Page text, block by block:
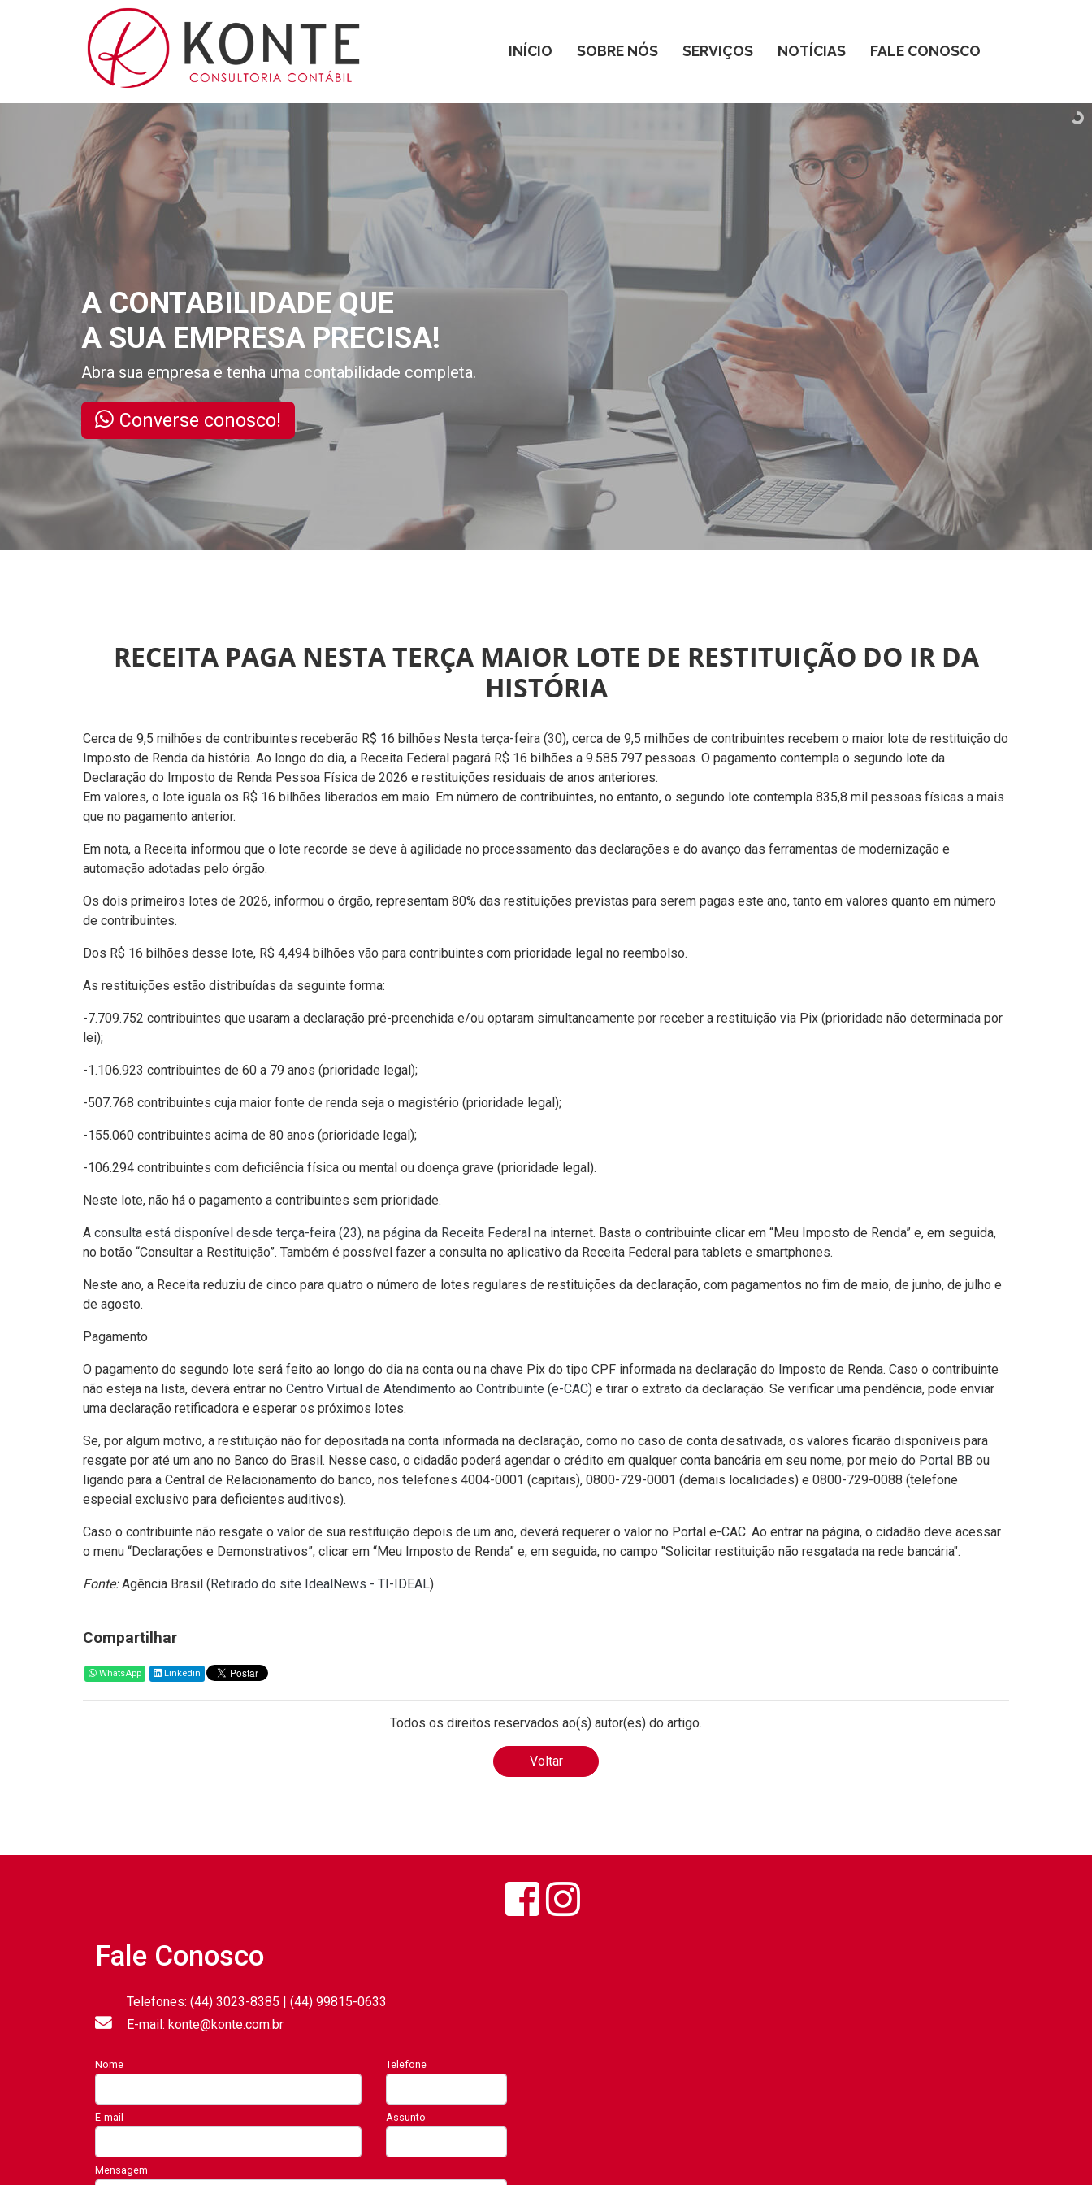
INÍCIO SOBRE NÓS SERVIÇOS NOTÍCIAS FALE CONOSCO
A CONTABILIDADE QUE
A SUA EMPRESA PRECISA!
Abra sua empresa e tenha uma contabilidade completa.
Converse conosco!
RECEITA PAGA NESTA TERÇA MAIOR LOTE DE RESTITUIÇÃO DO IR DA
HISTÓRIA
Cerca de 9,5 milhões de contribuintes receberão R$ 16 bilhões Nesta terça-feira (30), cerca de 9,5 milhões de contribuintes recebem o maior lote de restituição do
Imposto de Renda da história. Ao longo do dia, a Receita Federal pagará R$ 16 bilhões a 9.585.797 pessoas. O pagamento contempla o segundo lote da
Declaração do Imposto de Renda Pessoa Física de 2026 e restituições residuais de anos anteriores.
Em valores, o lote iguala os R$ 16 bilhões liberados em maio. Em número de contribuintes, no entanto, o segundo lote contempla 835,8 mil pessoas físicas a mais
que no pagamento anterior.
Em nota, a Receita informou que o lote recorde se deve à agilidade no processamento das declarações e do avanço das ferramentas de modernização e
automação adotadas pelo órgão.
Os dois primeiros lotes de 2026, informou o órgão, representam 80% das restituições previstas para serem pagas este ano, tanto em valores quanto em número
de contribuintes.
Dos R$ 16 bilhões desse lote, R$ 4,494 bilhões vão para contribuintes com prioridade legal no reembolso.
As restituições estão distribuídas da seguinte forma:
-7.709.752 contribuintes que usaram a declaração pré-preenchida e/ou optaram simultaneamente por receber a restituição via Pix (prioridade não determinada por
lei);
-1.106.923 contribuintes de 60 a 79 anos (prioridade legal);
-507.768 contribuintes cuja maior fonte de renda seja o magistério (prioridade legal);
-155.060 contribuintes acima de 80 anos (prioridade legal);
-106.294 contribuintes com deficiência física ou mental ou doença grave (prioridade legal).
Neste lote, não há o pagamento a contribuintes sem prioridade.
A consulta está disponível desde terça-feira (23), na página da Receita Federal na internet. Basta o contribuinte clicar em “Meu Imposto de Renda” e, em seguida,
no botão “Consultar a Restituição”. Também é possível fazer a consulta no aplicativo da Receita Federal para tablets e smartphones.
Neste ano, a Receita reduziu de cinco para quatro o número de lotes regulares de restituições da declaração, com pagamentos no fim de maio, de junho, de julho e
de agosto.
Pagamento
O pagamento do segundo lote será feito ao longo do dia na conta ou na chave Pix do tipo CPF informada na declaração do Imposto de Renda. Caso o contribuinte
não esteja na lista, deverá entrar no Centro Virtual de Atendimento ao Contribuinte (e-CAC) e tirar o extrato da declaração. Se verificar uma pendência, pode enviar
uma declaração retificadora e esperar os próximos lotes.
Se, por algum motivo, a restituição não for depositada na conta informada na declaração, como no caso de conta desativada, os valores ficarão disponíveis para
resgate por até um ano no Banco do Brasil. Nesse caso, o cidadão poderá agendar o crédito em qualquer conta bancária em seu nome, por meio do Portal BB ou
ligando para a Central de Relacionamento do banco, nos telefones 4004-0001 (capitais), 0800-729-0001 (demais localidades) e 0800-729-0088 (telefone
especial exclusivo para deficientes auditivos).
Caso o contribuinte não resgate o valor de sua restituição depois de um ano, deverá requerer o valor no Portal e-CAC. Ao entrar na página, o cidadão deve acessar
o menu “Declarações e Demonstrativos”, clicar em “Meu Imposto de Renda” e, em seguida, no campo "Solicitar restituição não resgatada na rede bancária".
Fonte:Agência Brasil (Retirado do site IdealNews - TI-IDEAL)
Compartilhar
WhatsApp Linkedin
Todos os direitos reservados ao(s) autor(es) do artigo.
Voltar
Fale Conosco
Telefones: (44) 3023-8385 | (44) 99815-0633
E-mail: konte@konte.com.br
Nome Telefone
E-mail Assunto
Mensagem